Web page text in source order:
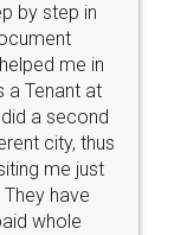
by step in
me in
a Tenant at
a second
city, thus
me just
have
whole